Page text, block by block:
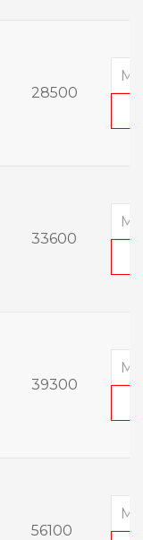
28500
33600
39300
56100